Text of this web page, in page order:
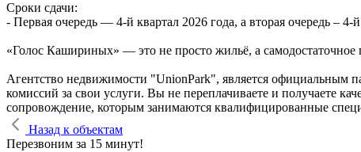
Сроки сдачи:
- Первая очередь — 4‑й квартал 2026 года, а вторая очередь – 4-
«Голос Кашириных» — это не просто жильё, а самодостаточное
Агентство недвижимости "UnionPark", является официальным
комиссий за свои услуги. Вы не переплачиваете и получаете
сопровождение, которым занимаются квалифицированные
Назад к объектам
Перезвоним за 15 минут!